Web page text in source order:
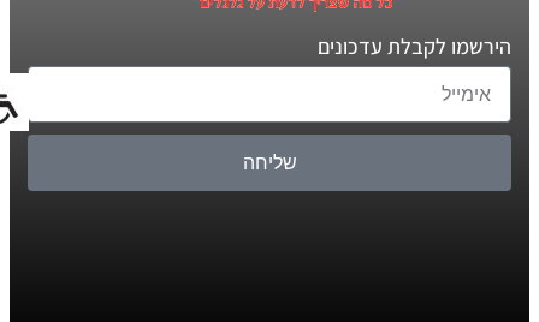
הירשמו לקבלת עדכונים
שליחה